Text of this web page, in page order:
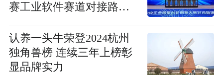
赛工业软件赛道对接路演
认养一头牛荣登2024杭州
独角兽榜 连续三年上榜彰
显品牌实力